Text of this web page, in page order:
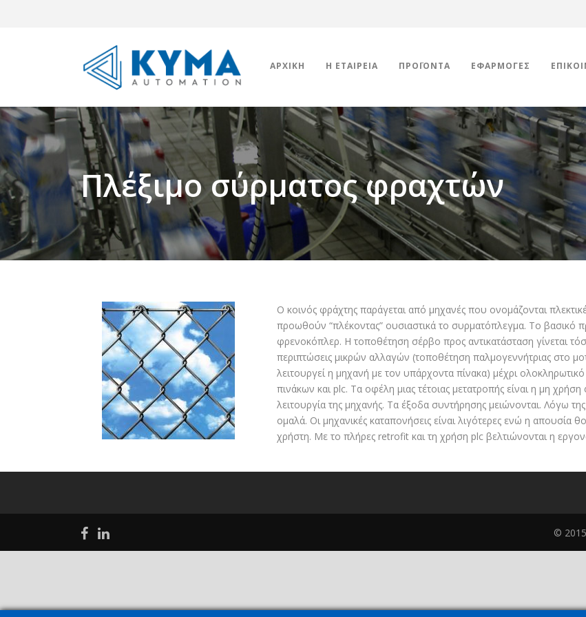
ΑΡΧΙΚΉ Η ΕΤΑΙΡΕΊΑ ΠΡΟΪΌΝΤΑ ΕΦΑΡΜΟΓΈΣ
Πλέξιμο σύρματος φραχτών
Ο κοινός φράχτης παράγεται από μηχανές που ονομάζονται
προωθούν “πλέκοντας” ουσιαστικά το συρματόπλεγμα. Το βασικό
φρενοκόπλερ. Η τοποθέτηση σέρβο προς αντικατάσταση γίνεται
περιπτώσεις μικρών αλλαγών (τοποθέτηση παλμογεννήτριας στο
λειτουργεί η μηχανή με τον υπάρχοντα πίνακα) μέχρι
πινάκων και plc. Τα οφέλη μιας τέτοιας μετατροπής είναι η μη
λειτουργία της μηχανής. Τα έξοδα συντήρησης μειώνονται. Λόγω
ομαλά. Οι μηχανικές καταπονήσεις είναι λιγότερες ενώ η
χρήστη. Με το πλήρες retrofit και τη χρήση plc βελτιώνονται η
©